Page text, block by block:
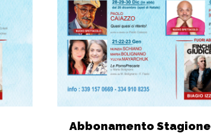
Abbonamento Stagione